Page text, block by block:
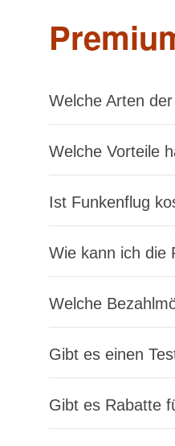
Welche Arten
Welche Vorteile
Ist Funkenflug
Wie kann ich die
Welche
Gibt es einen
Gibt es Rabatte